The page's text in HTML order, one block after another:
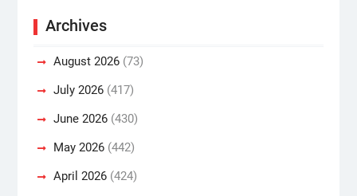
Archives
August 2026(73)
July 2026(417)
June 2026(430)
May 2026(442)
April 2026(424)